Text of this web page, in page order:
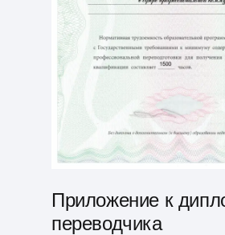
Приложение к
переводчика